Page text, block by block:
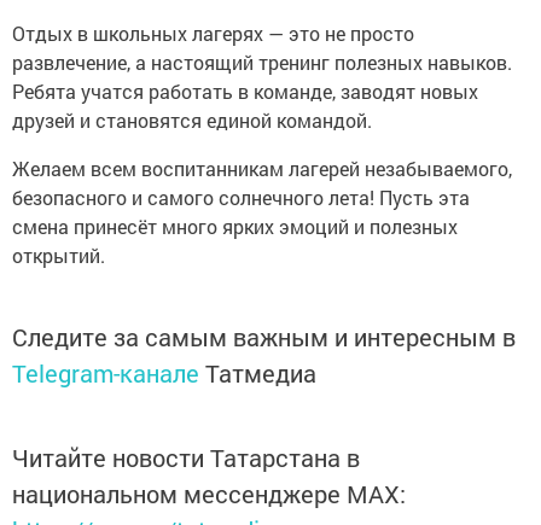
Отдых в школьных лагерях — это не просто
развлечение, а настоящий тренинг полезных навыков.
Ребята учатся работать в команде, заводят новых
друзей и становятся единой командой.
Желаем всем воспитанникам лагерей незабываемого,
безопасного и самого солнечного лета! Пусть эта
смена принесёт много ярких эмоций и полезных
открытий.
Следите за самым важным и интересным в
Telegram-канале Татмедиа
Читайте новости Татарстана в
национальном мессенджере MАХ: